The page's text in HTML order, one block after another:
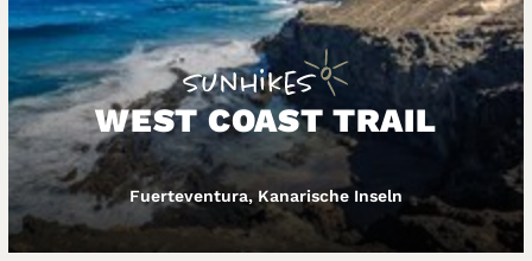
WEST COAST TRAIL
Fuerteventura, Kanarische Inseln